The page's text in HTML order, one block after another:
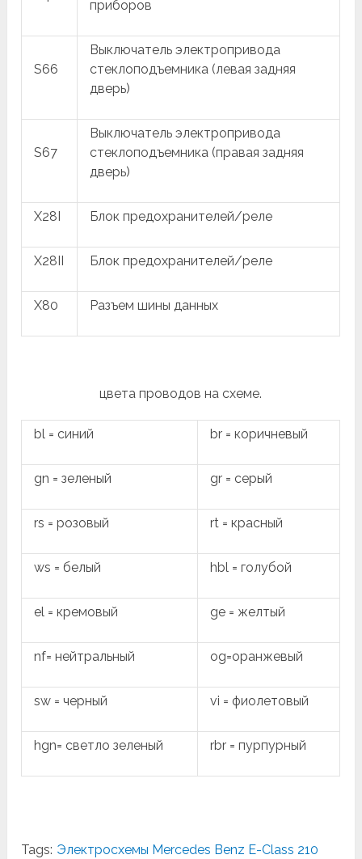
приборов
S66
Выключатель электропривода
стеклоподъемника (левая задняя
дверь)
S67
Выключатель электропривода
стеклоподъемника (правая задняя
дверь)
X28I Блок предохранителей/реле
X28II Блок предохранителей/реле
X80 Разъем шины данных
цвета проводов на схеме.
bl = синий br = коричневый
gn = зеленый gr = серый
rs = розовый rt = красный
ws = белый hbl = голубой
el = кремовый ge = желтый
nf= нейтральный og=оранжевый
sw = черный vi = фиолетовый
hgn= светло зеленый rbr = пурпурный
Tags: Электросхемы Mercedes Benz E-Class 210